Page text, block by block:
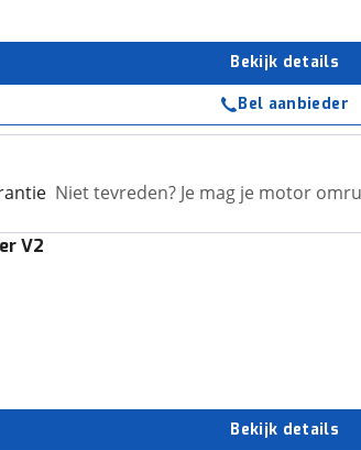
Bekijk details
Bel aanbieder
Niet tevreden? Je mag je motor
V2
Bekijk details